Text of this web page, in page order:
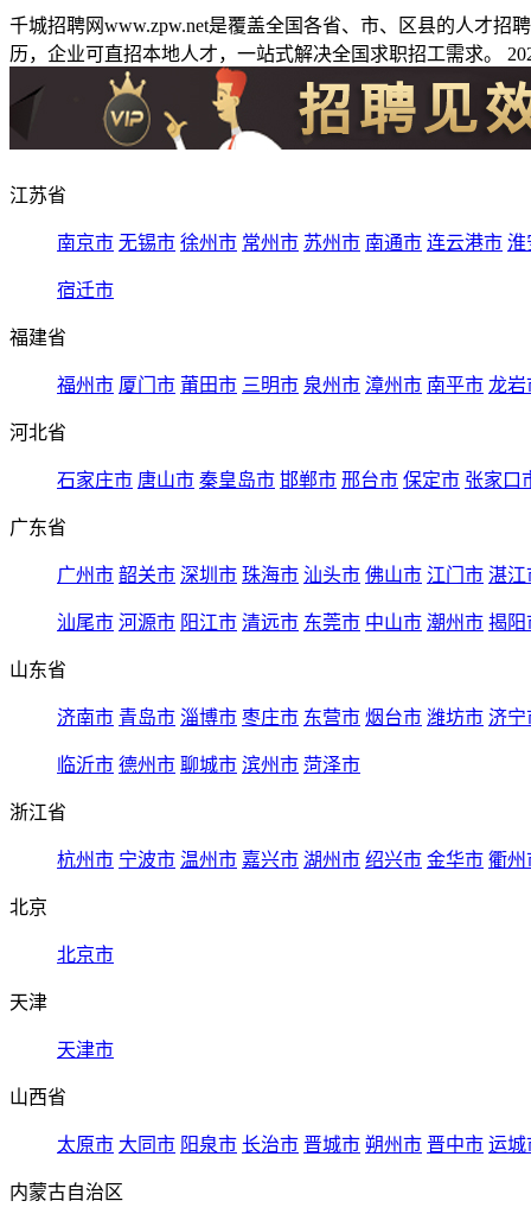
千城招聘网www.zpw.net是覆盖全国各省、市、区县的人才
历，企业可直招本地人才，一站式解决全国求职招工需求。
江苏省
南京市 无锡市 徐州市 常州市 苏州市 南通市 连云港市 淮
宿迁市
福建省
福州市 厦门市 莆田市 三明市 泉州市 漳州市 南平市 龙岩
河北省
石家庄市 唐山市 秦皇岛市 邯郸市 邢台市 保定市 张家口
广东省
广州市 韶关市 深圳市 珠海市 汕头市 佛山市 江门市 湛江
汕尾市 河源市 阳江市 清远市 东莞市 中山市 潮州市 揭阳
山东省
济南市 青岛市 淄博市 枣庄市 东营市 烟台市 潍坊市 济宁
临沂市 德州市 聊城市 滨州市 菏泽市
浙江省
杭州市 宁波市 温州市 嘉兴市 湖州市 绍兴市 金华市 衢州
北京
北京市
天津
天津市
山西省
太原市 大同市 阳泉市 长治市 晋城市 朔州市 晋中市 运城
内蒙古自治区